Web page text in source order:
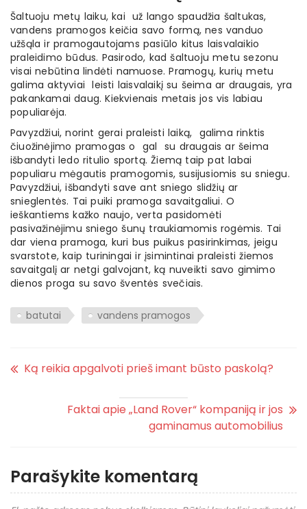
Šaltuoju metų laiku, kai už lango spaudžia šaltukas,
vandens pramogos keičia savo formą, nes vanduo
užšąla ir pramogautojams pasiūlo kitus laisvalaikio
praleidimo būdus. Pasirodo, kad šaltuoju metu sezonu
visai nebūtina lindėti namuose. Pramogų, kurių metu
galima aktyviai leisti laisvalaikį su šeima ar draugais, yra
pakankamai daug. Kiekvienais metais jos vis labiau
populiarėja.
Pavyzdžiui, norint gerai praleisti laiką, galima rinktis
čiuožinėjimo pramogas o gal su draugais ar šeima
išbandyti ledo ritulio sportą. Žiemą taip pat labai
populiaru mėgautis pramogomis, susijusiomis su sniegu.
Pavyzdžiui, išbandyti save ant sniego slidžių ar
snieglentės. Tai puiki pramoga savaitgaliui. O
ieškantiems kažko naujo, verta pasidomėti
pasivažinėjimu sniego šunų traukiamomis rogėmis. Tai
dar viena pramoga, kuri bus puikus pasirinkimas, jeigu
svarstote, kaip turiningai ir įsimintinai praleisti žiemos
savaitgalį ar netgi galvojant, ką nuveikti savo gimimo
dienos proga su savo šventės svečiais.
batutai vandens pramogos
Ką reikia apgalvoti prieš imant būsto paskolą?
Faktai apie „Land Rover“ kompaniją ir jos
gaminamus automobilius
Parašykite komentarą